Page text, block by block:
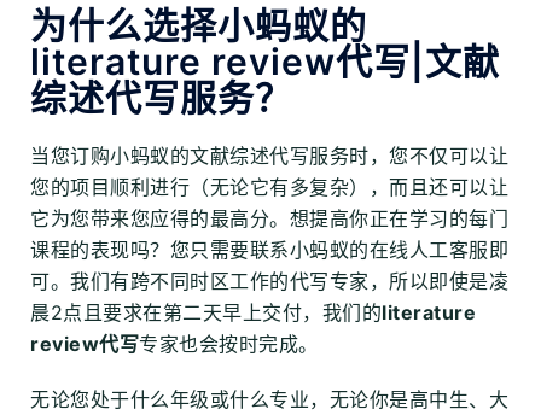
为什么选择小蚂蚁的
literature review代写|文献
综述代写服务？
当您订购小蚂蚁的文献综述代写服务时，您不仅可以让
您的项目顺利进行（无论它有多复杂），而且还可以让
它为您带来您应得的最高分。想提高你正在学习的每门
课程的表现吗？您只需要联系小蚂蚁的在线人工客服即
可。我们有跨不同时区工作的代写专家，所以即使是凌
晨2点且要求在第二天早上交付，我们的literature
review代写专家也会按时完成。
无论您处于什么年级或什么专业，无论你是高中生、大